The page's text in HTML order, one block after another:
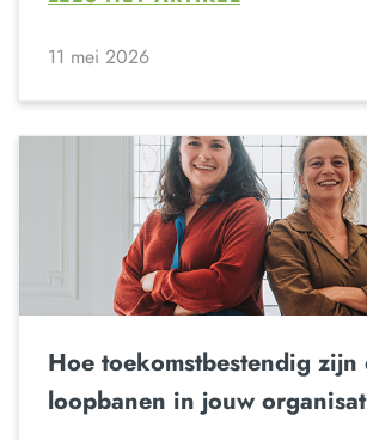
11 mei 2026
Hoe toekomstbestendig zijn
loopbanen in jouw